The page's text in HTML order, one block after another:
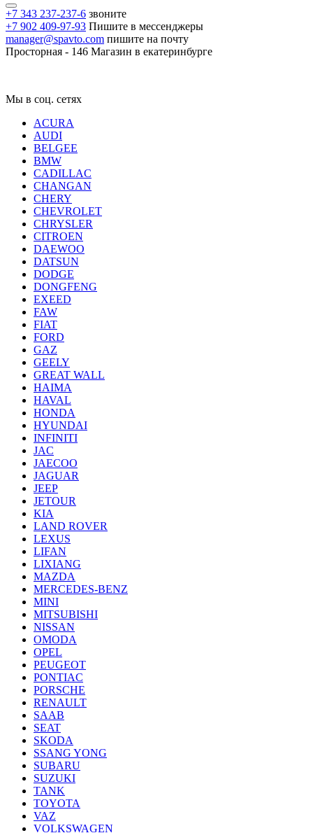
+7 343 237-237-6 звоните
+7 902 409-97-93 Пишите в мессенджеры
manager@spavto.com пишите на почту
Просторная - 146 Магазин в екатеринбурге
Мы в соц. сетях
ACURA
AUDI
BELGEE
BMW
CADILLAC
CHANGAN
CHERY
CHEVROLET
CHRYSLER
CITROEN
DAEWOO
DATSUN
DODGE
DONGFENG
EXEED
FAW
FIAT
FORD
GAZ
GEELY
GREAT WALL
HAIMA
HAVAL
HONDA
HYUNDAI
INFINITI
JAC
JAECOO
JAGUAR
JEEP
JETOUR
KIA
LAND ROVER
LEXUS
LIFAN
LIXIANG
MAZDA
MERCEDES-BENZ
MINI
MITSUBISHI
NISSAN
OMODA
OPEL
PEUGEOT
PONTIAC
PORSCHE
RENAULT
SAAB
SEAT
SKODA
SSANG YONG
SUBARU
SUZUKI
TANK
TOYOTA
VAZ
VOLKSWAGEN